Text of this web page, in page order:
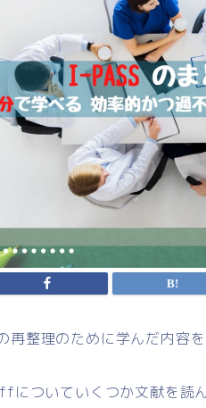
再整理のために学んだ内容
についていくつか文献を読